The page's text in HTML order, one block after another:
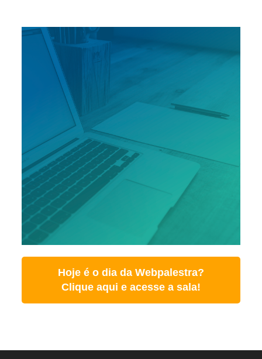
Hoje é o dia da Webpalestra?
Clique aqui e acesse a sala!